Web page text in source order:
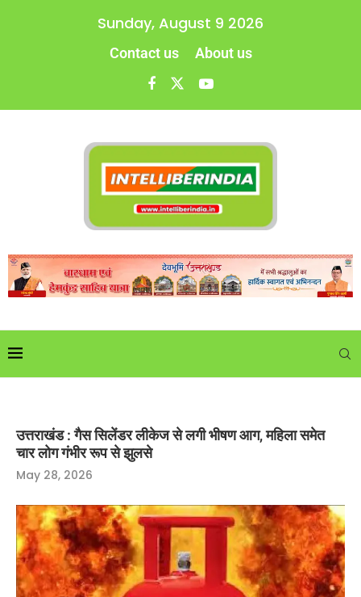
Sunday, August 9 2026
Contact us About us
उत्तराखंड : गैस सिलेंडर लीकेज से लगी भीषण आग, महिला समेत
चार लोग गंभीर रूप से झुलसे
May 28, 2026